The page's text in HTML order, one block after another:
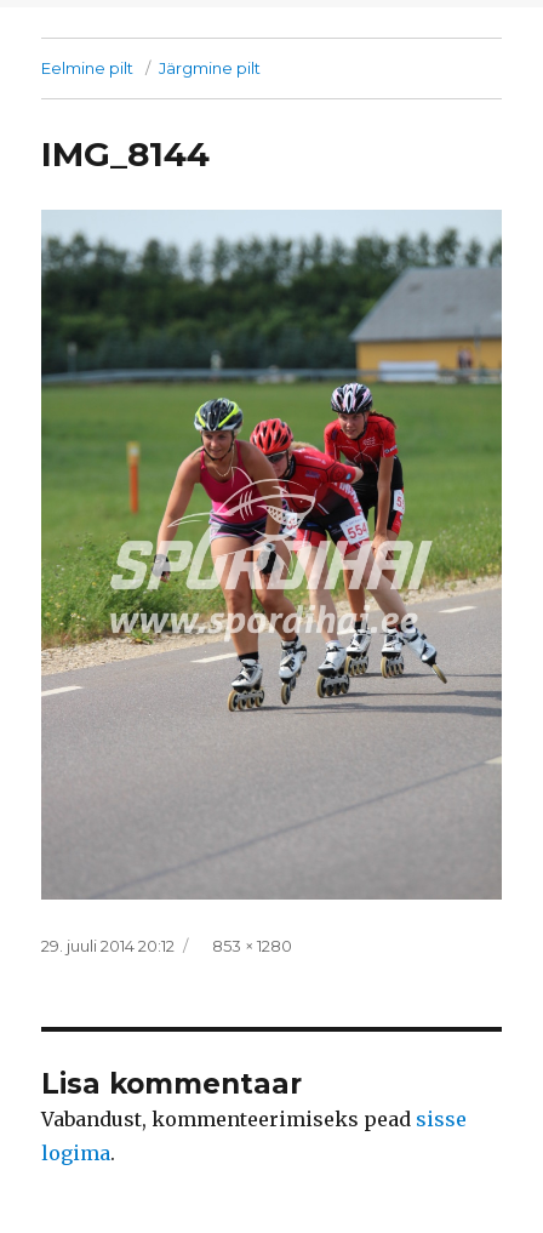
Eelmine pilt Järgmine pilt
IMG_8144
Postitatud
29. juuli 2014 20:12 Täissuurus
853 × 1280
Lisa kommentaar
Vabandust, kommenteerimiseks pead sisse
logima.